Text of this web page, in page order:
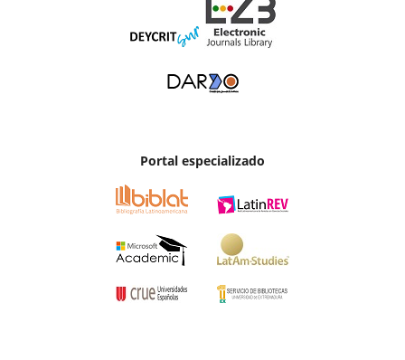
Portal especializado